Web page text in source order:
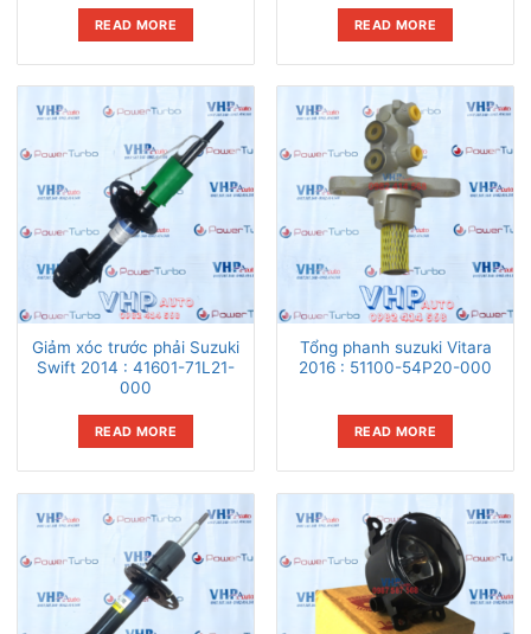
READ MORE READ MORE
Giảm xóc trước phải Suzuki
Swift 2014 : 41601-71L21-
000
READ MORE
Tổng phanh suzuki Vitara
2016 : 51100-54P20-000
READ MORE